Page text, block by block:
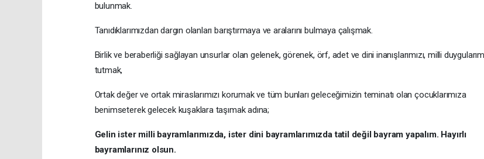
bulunmak.
Tanıdıklarımızdan dargın olanları barıştırmaya ve aralarını bulmaya çalışmak.
Birlik ve beraberliği sağlayan unsurlar olan gelenek, görenek, örf, adet ve dini inanışlarımızı, milli
tutmak,
Ortak değer ve ortak miraslarımızı korumak ve tüm bunları geleceğimizin teminatı olan çocuklarımıza
benimseterek gelecek kuşaklara taşımak adına;
Gelin ister milli bayramlarımızda, ister dini bayramlarımızda tatil değil bayram yapalım. Hayırlı
bayramlarınız olsun.